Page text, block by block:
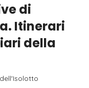
di
Itinerari
della